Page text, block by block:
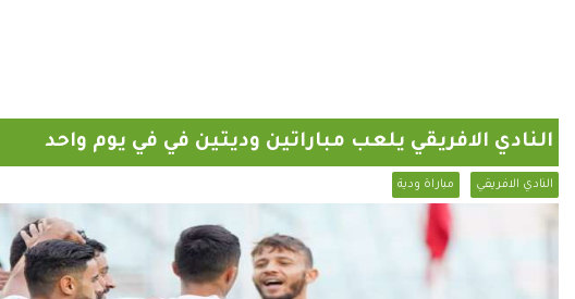
النادي الافريقي يلعب مباراتين وديتين في في يوم واحد
النادي الافريقي مباراة ودية